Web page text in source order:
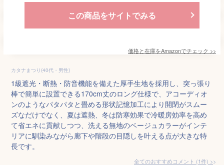
この商品をサイトでみる
価格と在庫をAmazonでチェック >>
カタナまつり(40代・男性)
1級遮光・断熱・防音機能を備えた厚手生地を採用し、突っ張り
棒で簡単に設置できる170cm丈のロング仕様で、アコーディオ
ンのようなパタパタと畳める形状記憶加工により開閉がスムー
ズなだけでなく、夏は遮熱、冬は防寒効果で冷暖房効率を高め
て省エネに貢献しつつ、洗える無地のベージュカラーがインテ
リアに馴染みながら廊下や階段の目隠しを叶える点が大きな特
長です。
全てのおすすめコメント (1件) >